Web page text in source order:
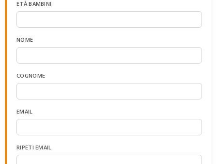
ETÀ BAMBINI
NOME
COGNOME
EMAIL
RIPETI EMAIL